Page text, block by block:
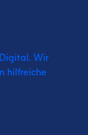
Wir
hilfreiche